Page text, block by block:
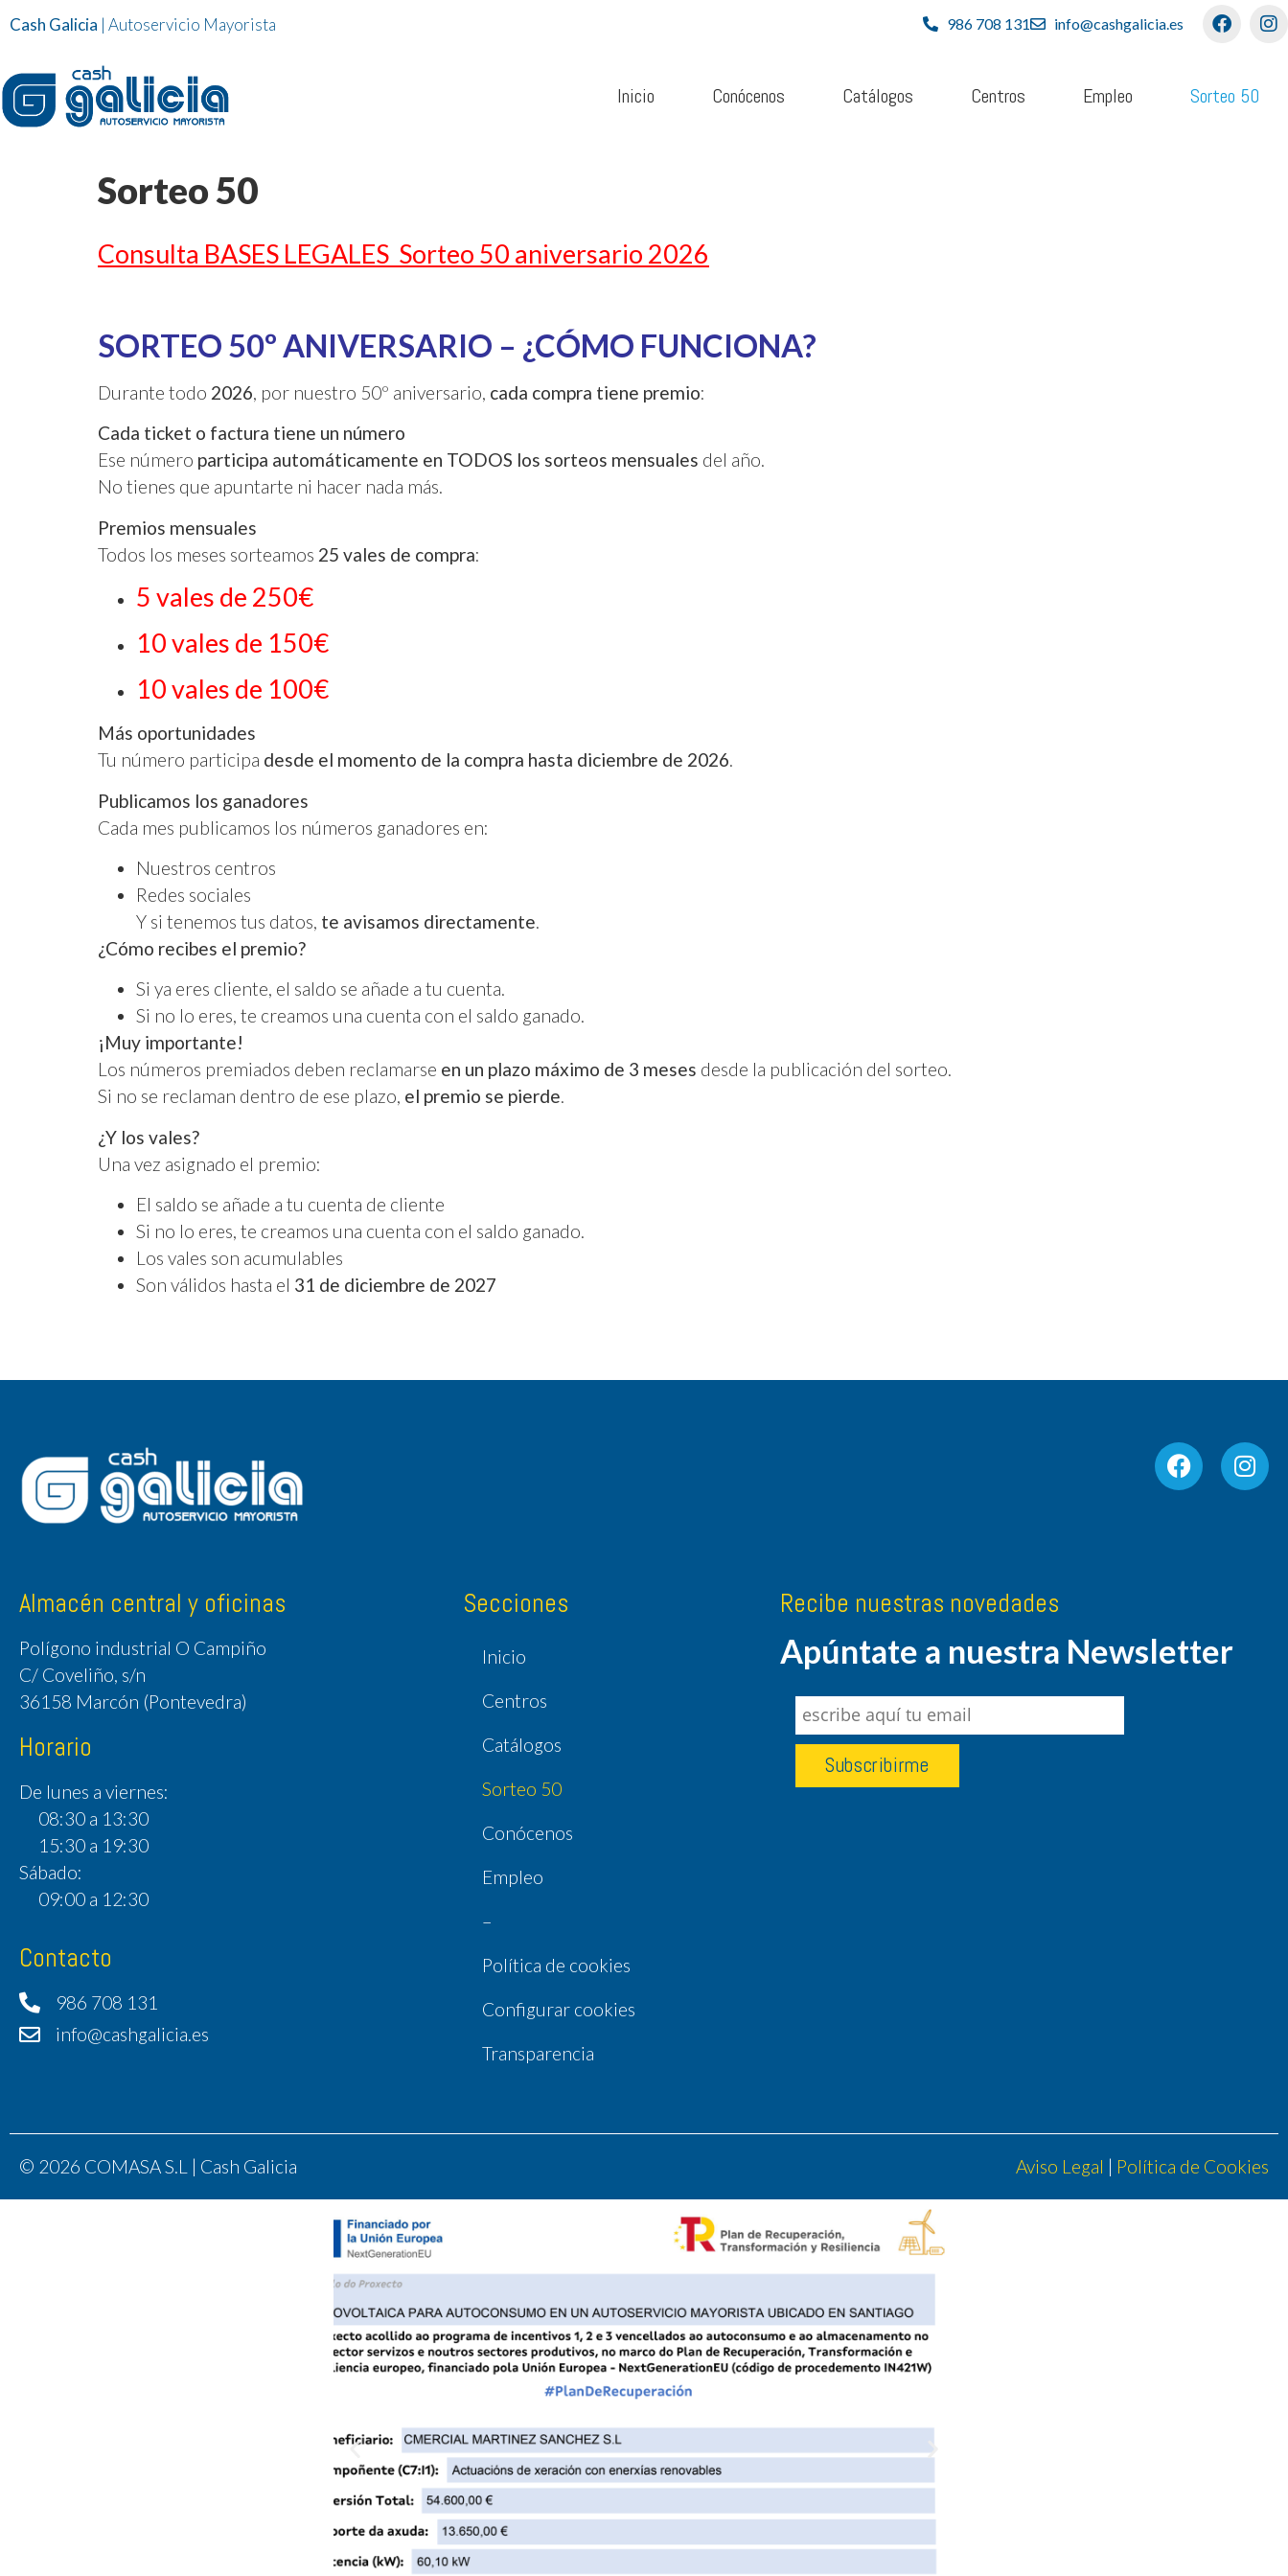
Cash Galicia | Autoservicio Mayorista 986 708 131 info@cashgalicia.es
Inicio Conócenos Catálogos Centros Empleo Sorteo 50
Sorteo 50
Consulta BASES LEGALES Sorteo 50 aniversario 2026
SORTEO 50º ANIVERSARIO – ¿CÓMO FUNCIONA?
Durante todo 2026, por nuestro 50º aniversario, cada compra tiene premio:
Cada ticket o factura tiene un número
Ese número participa automáticamente en TODOS los sorteos mensuales del año.
No tienes que apuntarte ni hacer nada más.
Premios mensuales
Todos los meses sorteamos 25 vales de compra:
5 vales de 250€
10 vales de 150€
10 vales de 100€
Más oportunidades
Tu número participa desde el momento de la compra hasta diciembre de 2026.
Publicamos los ganadores
Cada mes publicamos los números ganadores en:
Nuestros centros
Redes sociales
Y si tenemos tus datos, te avisamos directamente.
¿Cómo recibes el premio?
Si ya eres cliente, el saldo se añade a tu cuenta.
Si no lo eres, te creamos una cuenta con el saldo ganado.
¡Muy importante!
Los números premiados deben reclamarse en un plazo máximo de 3 meses desde la publicación del sorteo.
Si no se reclaman dentro de ese plazo, el premio se pierde.
¿Y los vales?
Una vez asignado el premio:
El saldo se añade a tu cuenta de cliente
Si no lo eres, te creamos una cuenta con el saldo ganado.
Los vales son acumulables
Son válidos hasta el 31 de diciembre de 2027
Almacén central y oficinas
Polígono industrial O Campiño
C/ Coveliño, s/n
36158 Marcón (Pontevedra)
Horario
De lunes a viernes:
08:30 a 13:30
15:30 a 19:30
Sábado:
09:00 a 12:30
Contacto
986 708 131
info@cashgalicia.es
Secciones
Inicio
Centros
Catálogos
Sorteo 50
Conócenos
Empleo
–
Política de cookies
Configurar cookies
Transparencia
Recibe nuestras novedades
Apúntate a nuestra Newsletter
© 2026 COMASA S.L | Cash Galicia Aviso Legal | Política de Cookies